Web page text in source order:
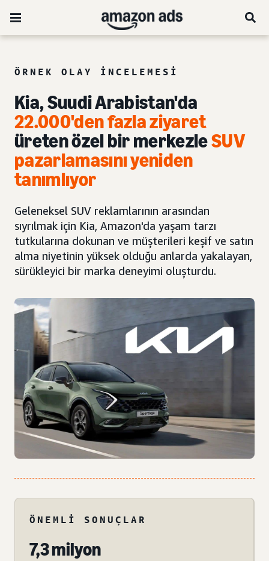
ÖRNEK OLAY INCELEMESI
Kia, Suudi Arabistan'da
22.000'den fazla ziyaret
üreten özel bir merkezleSUV
pazarlamasını yeniden
tanımlıyor
Geleneksel SUV reklamlarının arasından
sıyrılmak için Kia, Amazon'da yaşam tarzı
tutkularına dokunan ve müşterileri keşif ve satın
alma niyetinin yüksek olduğu anlarda yakalayan,
sürükleyici bir marka deneyimi oluşturdu.
ÖNEMLI SONUÇLAR
7,3 milyon